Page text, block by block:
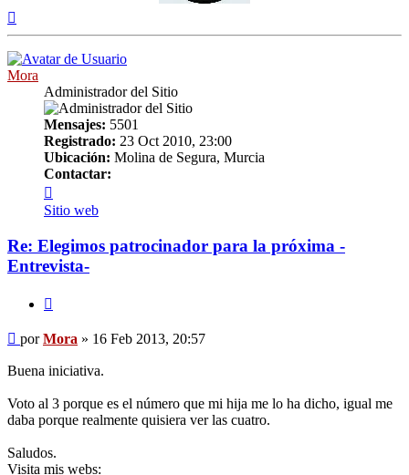
Mora
Administrador del Sitio
Mensajes: 5501
Registrado: 23 Oct 2010, 23:00
Ubicación: Molina de Segura, Murcia
Contactar:
Mora
Sitio web
Re: Elegimos patrocinador para la próxima -
Entrevista-
Mensaje
porMora » 16 Feb 2013, 20:57
Buena iniciativa.
Voto al 3 porque es el número que mi hija me lo ha dicho, igual me
daba porque realmente quisiera ver las cuatro.
Saludos.
Visita mis webs: